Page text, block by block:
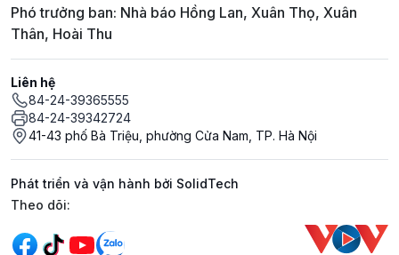
Phó trưởng ban: Nhà báo Hồng Lan, Xuân Thọ, Xuân
Thân, Hoài Thu
Liên hệ
84-24-39365555
84-24-39342724
41-43 phố Bà Triệu, phường Cửa Nam, TP. Hà Nội
Phát triển và vận hành bởi SolidTech
Mạng xã hội
Theo dõi: